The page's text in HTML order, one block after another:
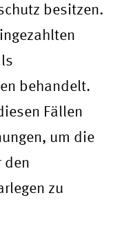
besitzen.
behandelt.
Fällen
um die
den
zu